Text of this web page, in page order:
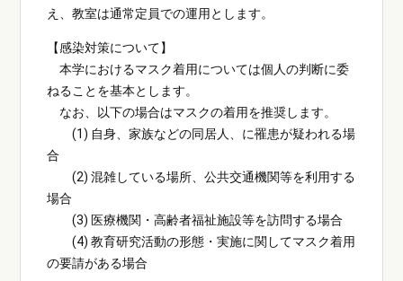
え、教室は通常定員での運用とします。
【感染対策について】
本学におけるマスク着用については個人の判断に委
ねることを基本とします。
なお、以下の場合はマスクの着用を推奨します。
(1) 自身、家族などの同居人、に罹患が疑われる場
合
(2) 混雑している場所、公共交通機関等を利用する
場合
(3) 医療機関・高齢者福祉施設等を訪問する場合
(4) 教育研究活動の形態・実施に関してマスク着用
の要請がある場合